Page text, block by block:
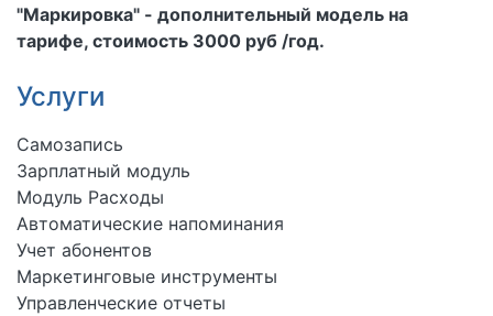
"Маркировка" - дополнительный модель на
тарифе, стоимость 3000 руб /год.
Услуги
Самозапись
Зарплатный модуль
Модуль Расходы
Автоматические напоминания
Учет абонентов
Маркетинговые инструменты
Управленческие отчеты